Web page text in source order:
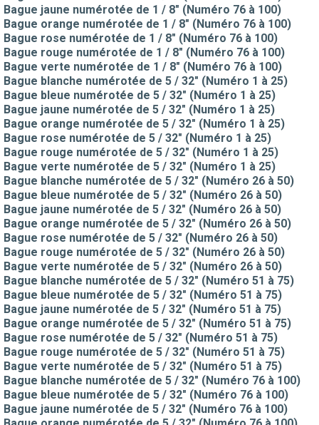
Bague jaune numérotée de 1 / 8" (Numéro 76 à 100)
Bague orange numérotée de 1 / 8" (Numéro 76 à 100)
Bague rose numérotée de 1 / 8" (Numéro 76 à 100)
Bague rouge numérotée de 1 / 8" (Numéro 76 à 100)
Bague verte numérotée de 1 / 8" (Numéro 76 à 100)
Bague blanche numérotée de 5 / 32" (Numéro 1 à 25)
Bague bleue numérotée de 5 / 32" (Numéro 1 à 25)
Bague jaune numérotée de 5 / 32" (Numéro 1 à 25)
Bague orange numérotée de 5 / 32" (Numéro 1 à 25)
Bague rose numérotée de 5 / 32" (Numéro 1 à 25)
Bague rouge numérotée de 5 / 32" (Numéro 1 à 25)
Bague verte numérotée de 5 / 32" (Numéro 1 à 25)
Bague blanche numérotée de 5 / 32" (Numéro 26 à 50)
Bague bleue numérotée de 5 / 32" (Numéro 26 à 50)
Bague jaune numérotée de 5 / 32" (Numéro 26 à 50)
Bague orange numérotée de 5 / 32" (Numéro 26 à 50)
Bague rose numérotée de 5 / 32" (Numéro 26 à 50)
Bague rouge numérotée de 5 / 32" (Numéro 26 à 50)
Bague verte numérotée de 5 / 32" (Numéro 26 à 50)
Bague blanche numérotée de 5 / 32" (Numéro 51 à 75)
Bague bleue numérotée de 5 / 32" (Numéro 51 à 75)
Bague jaune numérotée de 5 / 32" (Numéro 51 à 75)
Bague orange numérotée de 5 / 32" (Numéro 51 à 75)
Bague rose numérotée de 5 / 32" (Numéro 51 à 75)
Bague rouge numérotée de 5 / 32" (Numéro 51 à 75)
Bague verte numérotée de 5 / 32" (Numéro 51 à 75)
Bague blanche numérotée de 5 / 32" (Numéro 76 à 100)
Bague bleue numérotée de 5 / 32" (Numéro 76 à 100)
Bague jaune numérotée de 5 / 32" (Numéro 76 à 100)